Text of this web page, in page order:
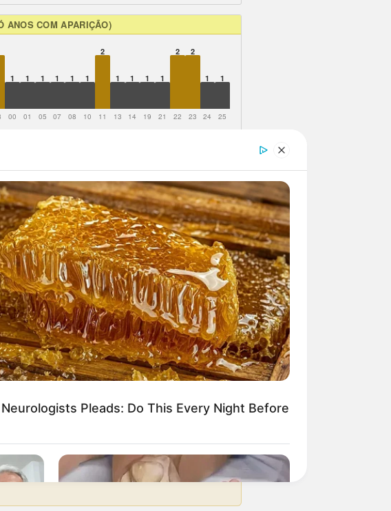
ANOS COM APARIÇÃO)
1 1 1 1 1 1
2
1 1 1 1
2 2
1 1
00 01 05 07 08 10 11 13 14 19 21 22 23 24 25
1998.